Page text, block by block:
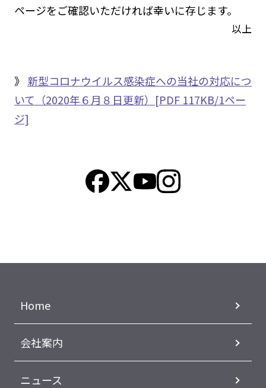
ページをご確認いただければ幸いに存じます。
以上
》 新型コロナウイルス感染症への当社の対応につ
いて（2020年６月８日更新）[PDF 117KB/1ペー
ジ]
Home
会社案内
ニュース